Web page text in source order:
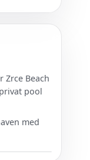
Zrce Beach
pool
med